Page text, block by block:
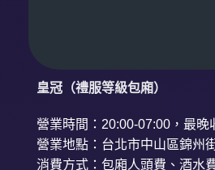
皇冠（禮服等級包廂）
營業時間：20:00-07:00，最晚
營業地點：台北市中山區錦州
消費方式：包廂人頭費、酒水